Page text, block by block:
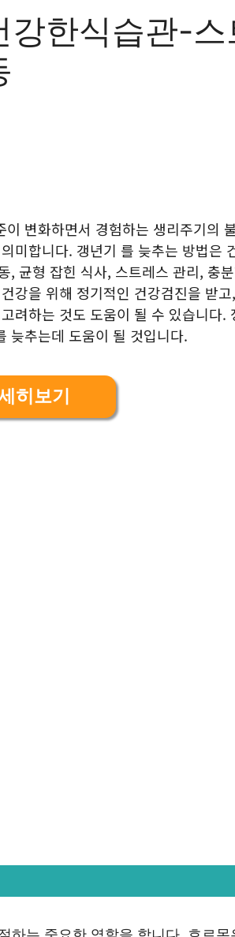
한식습관-스
변화하면서 경험하는 생리주기의
미합니다. 갱년기 를 늦추는 방법은
, 균형 잡힌 식사, 스트레스 관리, 충
강을 위해 정기적인 건강검진을 받
려하는 것도 도움이 될 수 있습니다.
늦추는데 도움이 될 것입니다.
히보기